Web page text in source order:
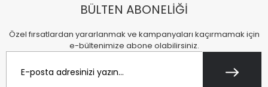
BÜLTEN ABONELİĞİ
Özel fırsatlardan yararlanmak ve kampanyaları kaçırmamak için
e-bültenimize abone olabilirsiniz.